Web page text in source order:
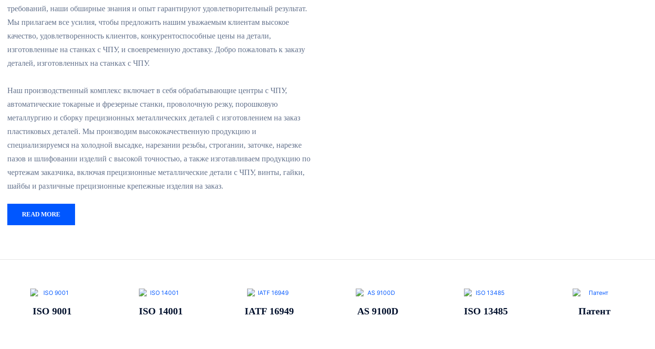
требований, наши обширные знания и опыт гарантируют удовлетворительный результат.
Мы прилагаем все усилия, чтобы предложить нашим уважаемым клиентам высокое
качество, удовлетворенность клиентов, конкурентоспособные цены на детали,
изготовленные на станках с ЧПУ, и своевременную доставку. Добро пожаловать к заказу
деталей, изготовленных на станках с ЧПУ.
Наш производственный комплекс включает в себя обрабатывающие центры с ЧПУ,
автоматические токарные и фрезерные станки, проволочную резку, порошковую
металлургию и сборку прецизионных металлических деталей с изготовлением на заказ
пластиковых деталей. Мы производим высококачественную продукцию и
специализируемся на холодной высадке, нарезании резьбы, строгании, заточке, нарезке
пазов и шлифовании изделий с высокой точностью, а также изготавливаем продукцию по
чертежам заказчика, включая прецизионные металлические детали с ЧПУ, винты, гайки,
шайбы и различные прецизионные крепежные изделия на заказ.
READ MORE
ISO 14001 IATF 16949 AS 9100D ISO 13485 Патент BSCI